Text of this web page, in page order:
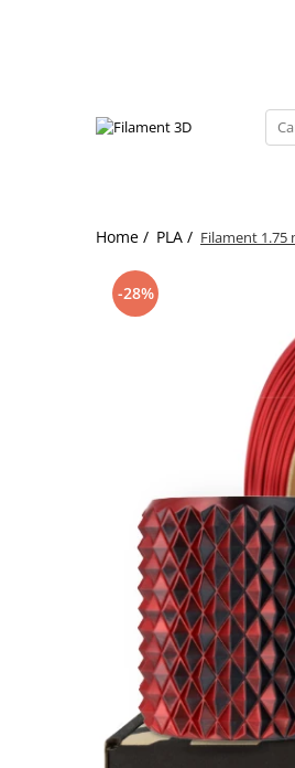
PLA STARTER
PLA MAGIC SILK
Home / PLA / Filament 1.75
-28%